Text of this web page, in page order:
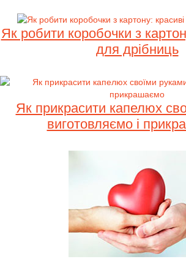
Як робити коробочки з
для дрібниць
Як прикрасити капелюх
виготовляємо і